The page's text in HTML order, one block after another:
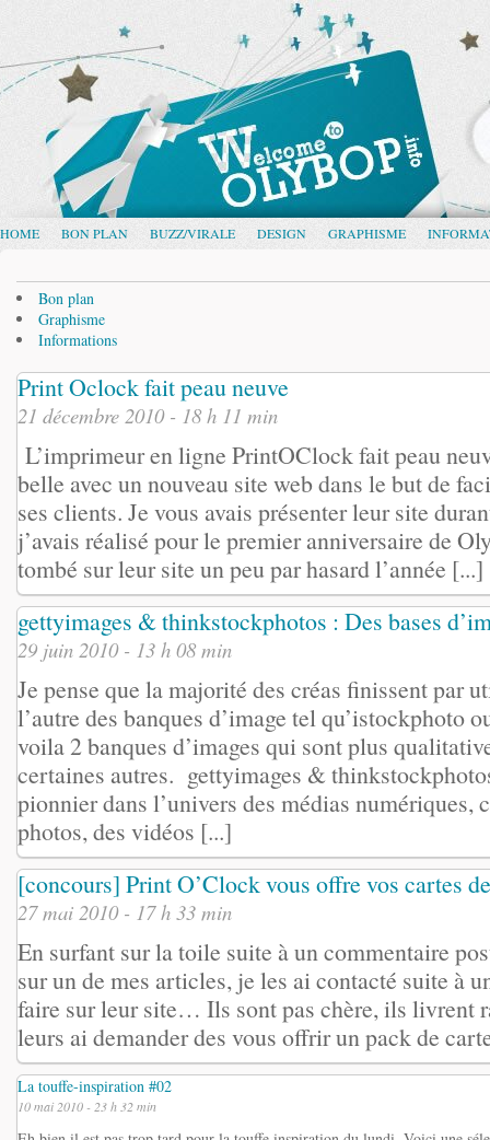
HOME BON PLAN BUZZ/VIRALE DESIGN GRAPHISME
Bon plan
Graphisme
Informations
Print Oclock fait peau neuve
21 décembre 2010 - 18 h 11 min
L’imprimeur en ligne PrintOClock fait peau
belle avec un nouveau site web dans le but de
ses clients. Je vous avais présenter leur site
j’avais réalisé pour le premier anniversaire de
tombé sur leur site un peu par hasard l’année [...]
gettyimages & thinkstockphotos : Des bases
29 juin 2010 - 13 h 08 min
Je pense que la majorité des créas finissent par
l’autre des banques d’image tel qu’istockphoto
voila 2 banques d’images qui sont plus
certaines autres. gettyimages &
pionnier dans l’univers des médias numériques,
photos, des vidéos [...]
[concours] Print O’Clock vous offre vos cartes
27 mai 2010 - 17 h 33 min
En surfant sur la toile suite à un commentaire
sur un de mes articles, je les ai contacté suite à
faire sur leur site… Ils sont pas chère, ils livrent
leurs ai demander des vous offrir un pack de
La touffe-inspiration #02
10 mai 2010 - 23 h 32 min